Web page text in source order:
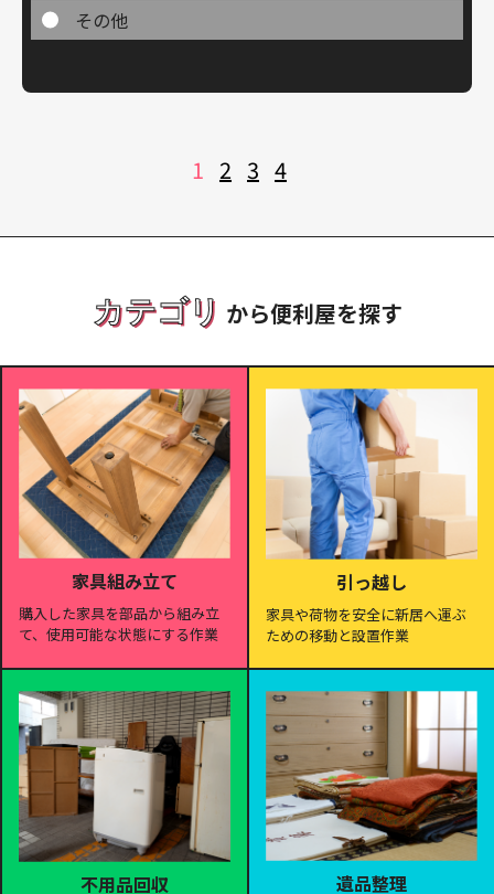
その他
ー
1 2 3 4
カテゴリ から便利屋を探す
家具組み立て
購入した家具を部品から組み立
て、使用可能な状態にする作業
引っ越し
家具や荷物を安全に新居へ運ぶ
ための移動と設置作業
不用品回収 遺品整理